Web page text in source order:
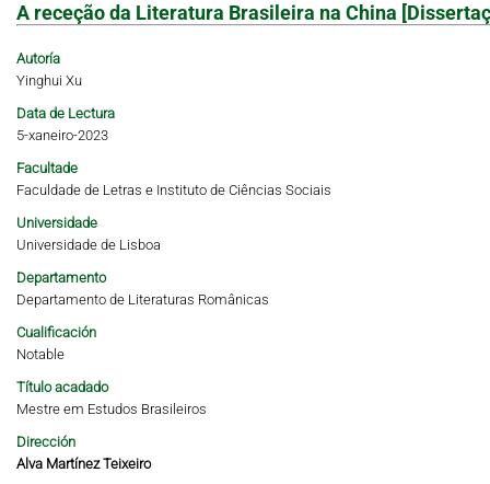
A receção da Literatura Brasileira na China
Autoría
Yinghui Xu
Data de Lectura
5-xaneiro-2023
Facultade
Faculdade de Letras e Instituto de Ciências Sociais
Universidade
Universidade de Lisboa
Departamento
Departamento de Literaturas Românicas
Cualificación
Notable
Título acadado
Mestre em Estudos Brasileiros
Dirección
Alva Martínez Teixeiro